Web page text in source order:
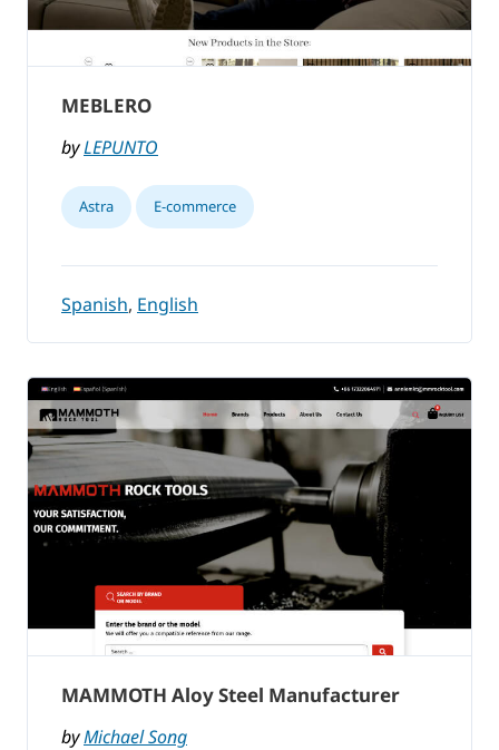
MEBLERO
byLEPUNTO
Astra E-commerce
Spanish, English
MAMMOTH Aloy Steel Manufacturer
byMichael Song